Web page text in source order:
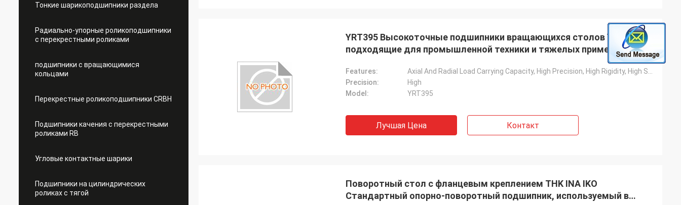
Тонкие шарикоподшипники раздела
Радиально-упорные роликоподшипники
с перекрестными роликами
подшипники с вращающимися
кольцами
Перекрестные роликоподшипники CRBH
Подшипники качения с перекрестными
роликами RB
Угловые контактные шарики
Подшипники на цилиндрических
роликах с тягой
YRT395 Высокоточные подшипники вращающихся столов YRT,
подходящие для промышленной техники и тяжелых применений
Features:
Precision:
High
Model:
YRT395
Лучшая Цена Контакт
Поворотный стол с фланцевым креплением THK INA IKO
Стандартный опорно-поворотный подшипник, используемый в